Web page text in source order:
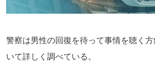
警察は男性の回復を待って事情を聴く
いて詳しく調べている。